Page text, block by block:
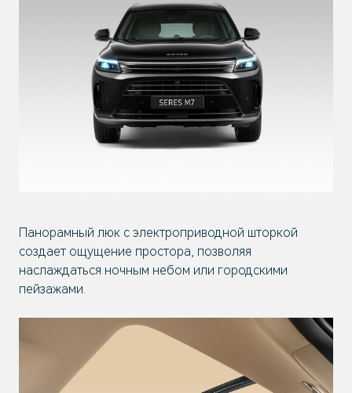
Панорамный люк с электроприводной шторкой
создает ощущение простора, позволяя
наслаждаться ночным небом или городскими
пейзажами.